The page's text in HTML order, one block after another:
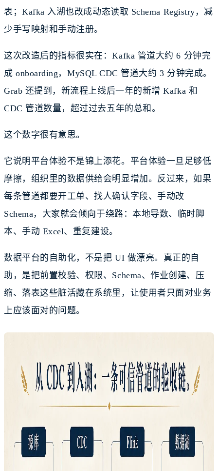
表；Kafka 入湖也改成动态读取 Schema Registry，减
少手写映射和手动注册。
这次改造后的指标很实在：Kafka 管道大约 6 分钟完
成 onboarding，MySQL CDC 管道大约 3 分钟完成。
Grab 还提到，新流程上线后一年的新增 Kafka 和
CDC 管道数量，超过过去五年的总和。
这个数字很有意思。
它说明平台体验不是锦上添花。平台体验一旦足够低
摩擦，组织里的数据供给会明显增加。反过来，如果
每条管道都要开工单、找人确认字段、手动改
Schema，大家就会倾向于绕路：本地导数、临时脚
本、手动 Excel、重复建设。
数据平台的自助化，不是把 UI 做漂亮。真正的自
助，是把前置校验、权限、Schema、作业创建、压
缩、落表这些脏活藏在系统里，让使用者只面对业务
上应该面对的问题。